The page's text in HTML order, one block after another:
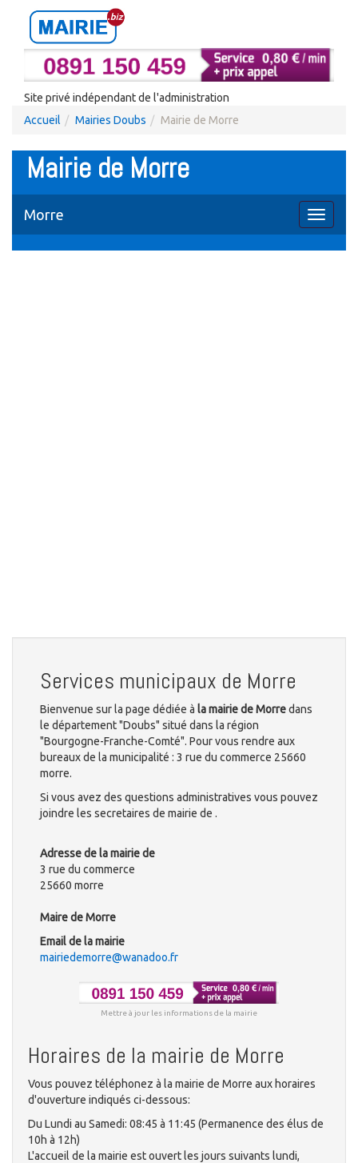
Site privé indépendant de l'administration
Accueil
Mairies Doubs Mairie de Morre
Mairie de Morre
Toggle
Morre
Services municipaux de Morre
Bienvenue sur la page dédiée à la mairie de Morredans
le département "Doubs" situé dans la région
"Bourgogne-Franche-Comté". Pour vous rendre aux
bureaux de la municipalité : 3 rue du commerce 25660
morre.
Si vous avez des questions administratives vous pouvez
joindre les secretaires de mairie de .
Adresse de la mairie de
3 rue du commerce
25660 morre
Maire de Morre
Email de la mairie
mairiedemorre@wanadoo.fr
Mettre à jour les informations de la mairie
Horaires de la mairie de Morre
Vous pouvez téléphonez à la mairie de Morre aux horaires
d'ouverture indiqués ci-dessous:
Du Lundi au Samedi: 08:45 à 11:45 (Permanence des élus de
10h à 12h)
L'accueil de la mairie est ouvert les jours suivants lundi,